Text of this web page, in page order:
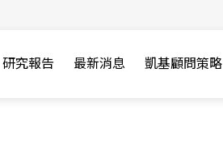
研究報告 最新消息 凱基顧問策略